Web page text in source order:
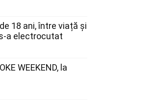
18 ani, între viață și
a electrocutat
WEEKEND, la